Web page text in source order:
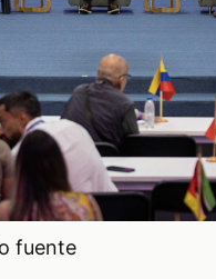
fuente